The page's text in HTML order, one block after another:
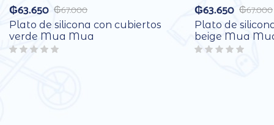
₲67.000
₲63.650
Plato de silicona con cubiertos
verde Mua Mua
₲67.000
₲63.650
Plato de
beige Mua